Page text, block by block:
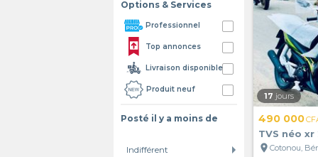
Options & Services
Professionnel
Top annonces
Livraison disponible
Produit neuf
Posté il y a moins de
17 jours
490 000
TVS néo xr
location_on Cotonou,